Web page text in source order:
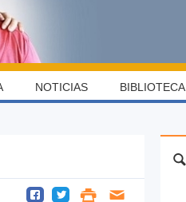
NOTICIAS BIBLIOTECA